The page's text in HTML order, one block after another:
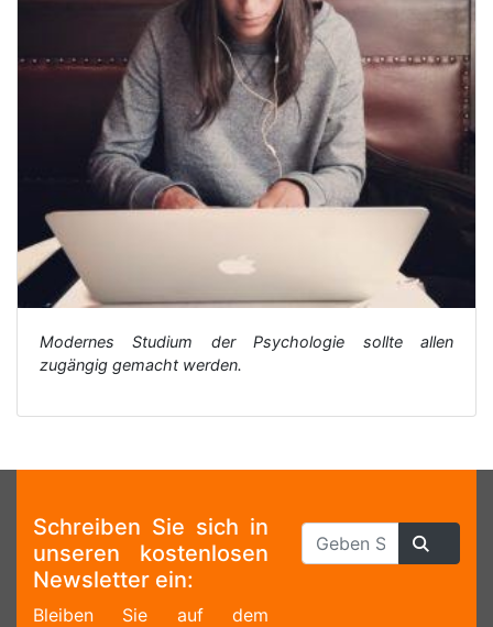
Modernes Studium der Psychologie sollte allen
zugängig gemacht werden.
Schreiben Sie sich in
unseren kostenlosen
Newsletter ein:
Bleiben Sie auf dem